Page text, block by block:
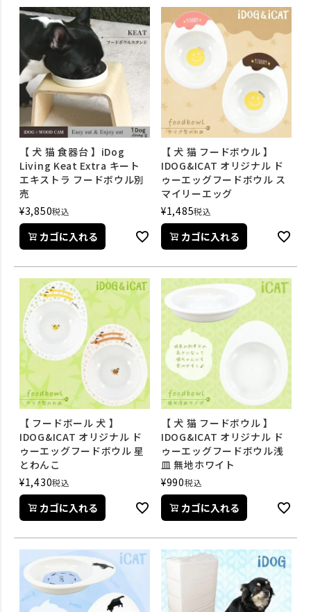
【 犬 猫 食器台 】iDog
Living Keat Extra キート
エキストラ フードボウル別
売
¥3,850税込
カゴに入れる
【 犬 猫 フードボウル 】
IDOG&ICAT オリジナル ド
ゥーエッグフードボウル ス
マイリーエッグ
¥1,485税込
カゴに入れる
【 フードボール 犬 】
IDOG&ICAT オリジナル ド
ゥーエッグフードボウル 星
とわんこ
¥1,430税込
カゴに入れる
【 犬 猫 フードボウル 】
IDOG&ICAT オリジナル ド
ゥーエッグフードボウル浅
皿 無地ホワイト
¥990税込
カゴに入れる